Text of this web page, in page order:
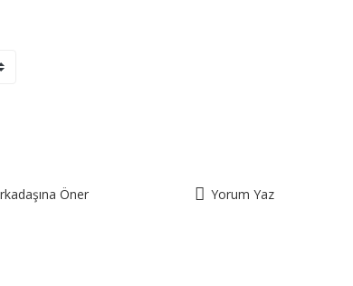
Öner Yorum Yaz